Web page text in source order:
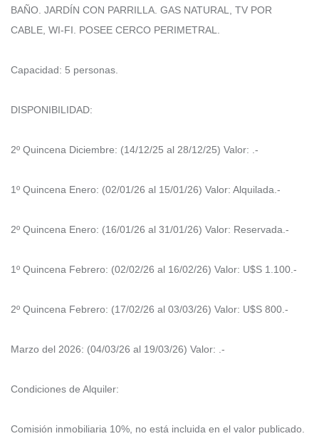
BAÑO. JARDÍN CON PARRILLA. GAS NATURAL, TV POR
CABLE, WI-FI. POSEE CERCO PERIMETRAL.
Capacidad: 5 personas.
DISPONIBILIDAD:
2º Quincena Diciembre: (14/12/25 al 28/12/25) Valor: .-
1º Quincena Enero: (02/01/26 al 15/01/26) Valor: Alquilada.-
2º Quincena Enero: (16/01/26 al 31/01/26) Valor: Reservada.-
1º Quincena Febrero: (02/02/26 al 16/02/26) Valor: U$S 1.100.-
2º Quincena Febrero: (17/02/26 al 03/03/26) Valor: U$S 800.-
Marzo del 2026: (04/03/26 al 19/03/26) Valor: .-
Condiciones de Alquiler:
Comisión inmobiliaria 10%, no está incluida en el valor publicado.